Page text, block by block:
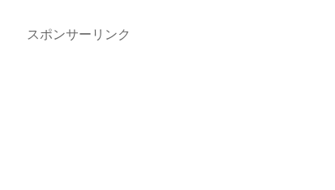
スポンサーリンク